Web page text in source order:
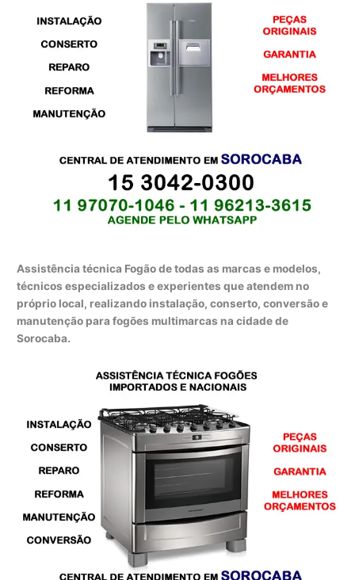
Assistência técnica Fogão de todas as marcas e modelos,
técnicos especializados e experientes que atendem no
próprio local, realizando instalação, conserto, conversão e
manutenção para fogões multimarcas na cidade de
Sorocaba.